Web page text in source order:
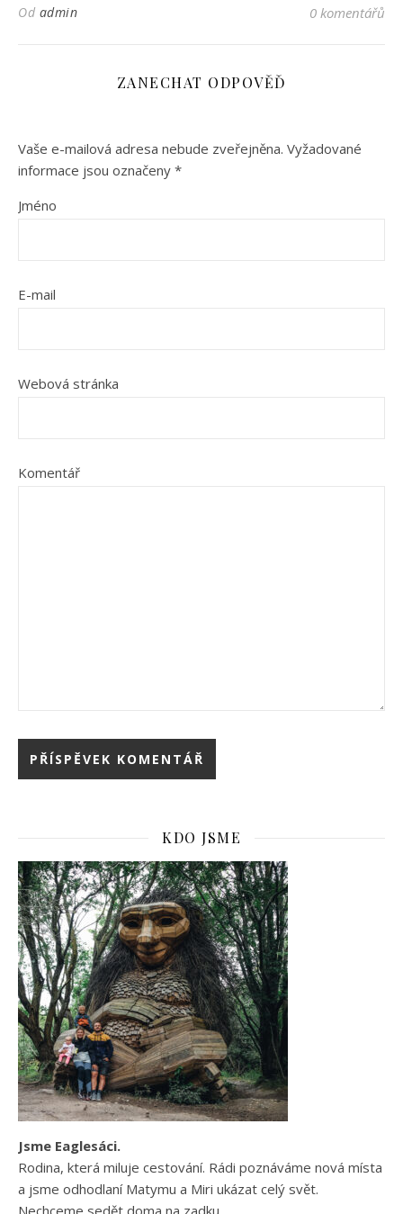
Od admin 0 komentářů
ZANECHAT ODPOVĚĎ
Vaše e-mailová adresa nebude zveřejněna. Vyžadované
informace jsou označeny *
Jméno
E-mail
Webová stránka
Komentář
KDO JSME
Jsme Eaglesáci.
Rodina, která miluje cestování. Rádi poznáváme nová místa
a jsme odhodlaní Matymu a Miri ukázat celý svět.
Nechceme sedět doma na zadku.